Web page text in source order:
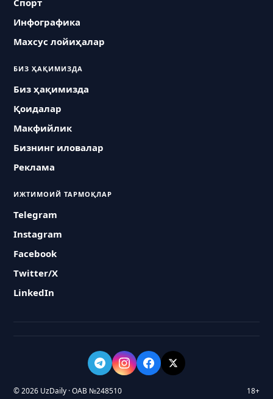
Спорт
Инфографика
Махсус лойиҳалар
БИЗ ҲАҚИМИЗДА
Биз ҳақимизда
Қоидалар
Макфийлик
Бизнинг иловалар
Реклама
ИЖТИМОИЙ ТАРМОҚЛАР
Telegram
Instagram
Facebook
Twitter/X
LinkedIn
© 2026 UzDaily · ОАВ №248510 18+